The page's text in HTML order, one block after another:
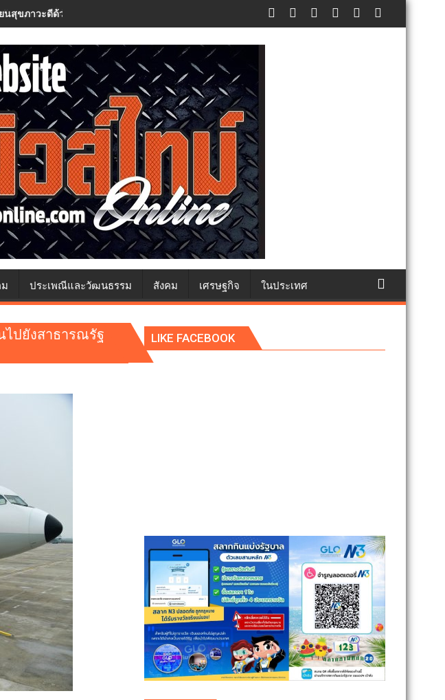
ยนสุขภาวะดีด้วยจุลินทรีย์” ( Healthy school) เสริมความรู้เยาวชนจัดการสิ่งแวดล้อมปลอดภัยยั่งยืน
ประเพณีและวัฒนธรรม สังคม เศรษฐกิจ ในประเทศ
ไปยังสาธารณรัฐ
LIKE FACEBOOK